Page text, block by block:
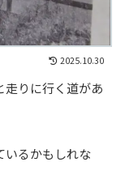
2025.10.30
走りに行く道があ
いるかもしれな